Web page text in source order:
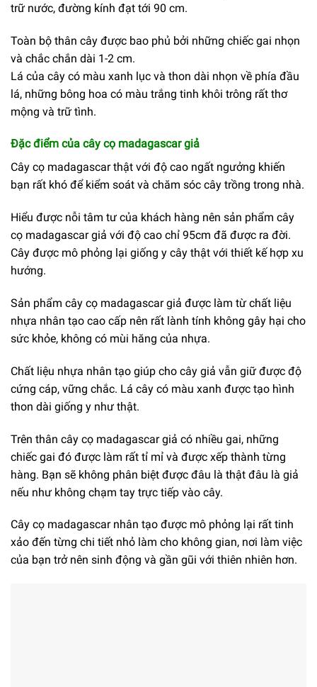
trữ nước, đường kính đạt tới 90 cm.
Toàn bộ thân cây được bao phủ bởi những chiếc gai nhọn
và chắc chắn dài 1-2 cm.
Lá của cây có màu xanh lục và thon dài nhọn về phía đầu
lá, những bông hoa có màu trắng tinh khôi trông rất thơ
mộng và trữ tình.
Đặc điểm của cây cọ madagascar giả
Cây cọ madagascar thật với độ cao ngất ngưởng khiến
bạn rất khó để kiểm soát và chăm sóc cây trồng trong nhà.
Hiểu được nỗi tâm tư của khách hàng nên sản phẩm cây
cọ madagascar giả với độ cao chỉ 95cm đã được ra đời.
Cây được mô phỏng lại giống y cây thật với thiết kế hợp xu
hướng.
Sản phẩm cây cọ madagascar giả được làm từ chất liệu
nhựa nhân tạo cao cấp nên rất lành tính không gây hại cho
sức khỏe, không có mùi hăng của nhựa.
Chất liệu nhựa nhân tạo giúp cho cây giả vẫn giữ được độ
cứng cáp, vững chắc. Lá cây có màu xanh được tạo hình
thon dài giống y như thật.
Trên thân cây cọ madagascar giả có nhiều gai, những
chiếc gai đó được làm rất tỉ mỉ và được xếp thành từng
hàng. Bạn sẽ không phân biệt được đâu là thật đâu là giả
nếu như không chạm tay trực tiếp vào cây.
Cây cọ madagascar nhân tạo được mô phỏng lại rất tinh
xảo đến từng chi tiết nhỏ làm cho không gian, nơi làm việc
của bạn trở nên sinh động và gần gũi với thiên nhiên hơn.